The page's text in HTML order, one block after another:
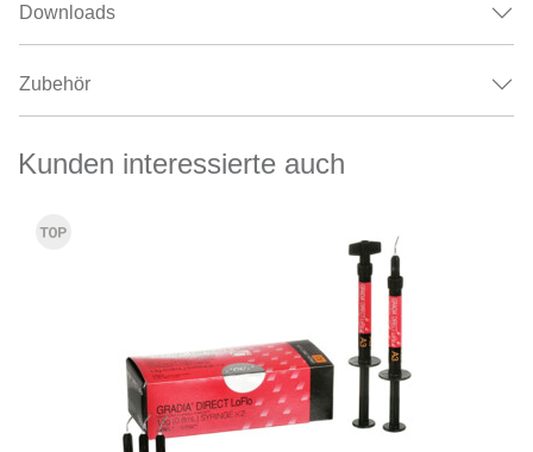
Downloads
Zubehör
Kunden interessierte auch